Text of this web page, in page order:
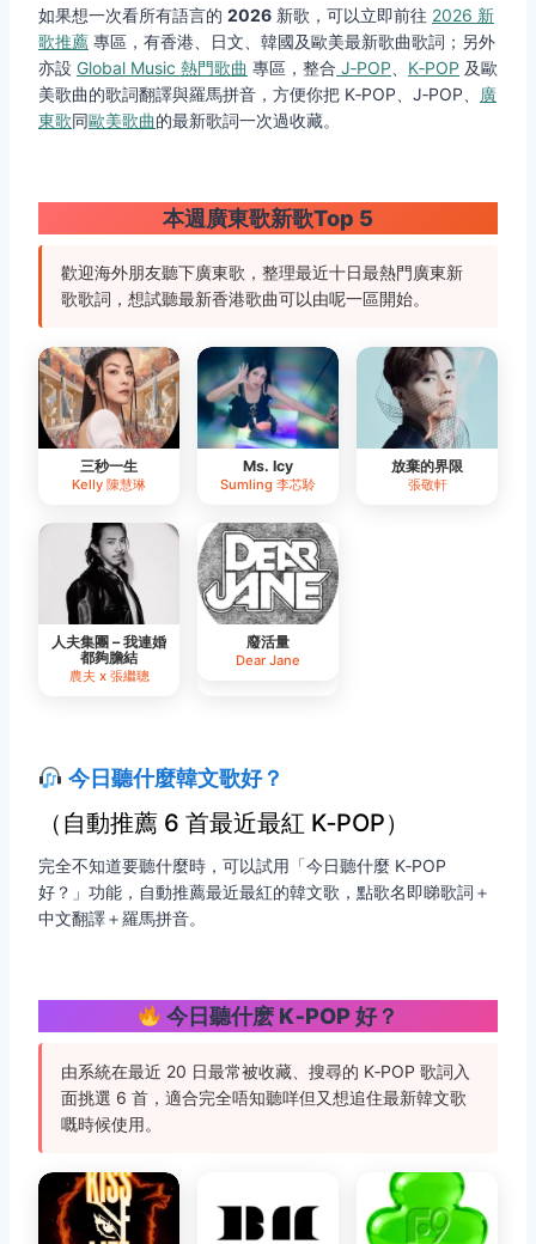
如果想一次看所有語言的 2026 新歌，可以立即前往 2026 新
歌推薦 專區，有香港、日文、韓國及歐美最新歌曲歌詞；另外
亦設 Global Music 熱門歌曲 專區，整合 J‑POP K‑POP 及歐
美歌曲的歌詞翻譯與羅馬拼音，方便你把 K‑POP、J‑POP、
廣
東歌同歐美歌曲的最新歌詞一次過收藏。
本週廣東歌新歌Top 5
歡迎海外朋友聽下廣東歌，整理最近十日最熱門廣東新
歌歌詞，想試聽最新香港歌曲可以由呢一區開始。
三秒一生
Kelly 陳慧琳
Ms. Icy
Sumling 李芯駖
放棄的界限
張敬軒
人夫集團 – 我連婚
都夠膽結
農夫 x 張繼聰
廢活量
Dear Jane
今日聽什麼韓文歌好？
（自動推薦 6 首最近最紅 K‑POP）
完全不知道要聽什麼時，可以試用「今日聽什麼 K‑POP
好？」功能，自動推薦最近最紅的韓文歌，點歌名即睇歌詞＋
中文翻譯＋羅馬拼音。
今日聽什麽 K‑POP 好？
由系統在最近 20 日最常被收藏、搜尋的 K‑POP 歌詞入
面挑選 6 首，適合完全唔知聽咩但又想追住最新韓文歌
嘅時候使用。